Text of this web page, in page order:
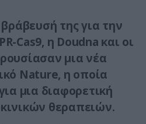
της για την
Cas9, η Doudna και οι
μια νέα
Nature, η οποία
μια διαφορετική
θεραπειών.